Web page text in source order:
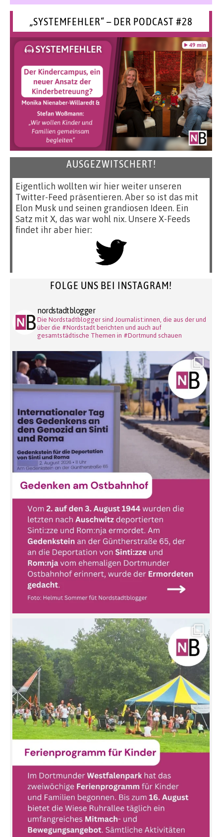
„SYSTEMFEHLER“ – DER PODCAST #28
AUSGEZWITSCHERT!
Eigentlich wollten wir hier weiter unseren
Twitter-Feed präsentieren. Aber so ist das mit
Elon Musk und seinen grandiosen Ideen. Ein
Satz mit X, das war wohl nix. Unsere X-Feeds
findet ihr aber hier:
FOLGE UNS BEI INSTAGRAM!
nordstadtblogger
Die Nordstadtblogger sind Journalist:innen, die aus der und
über die #Nordstadt berichten und auch auf
gesamtstädtische Themen in #Dortmund schauen